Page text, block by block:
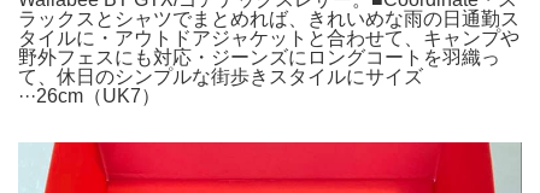
ラックスとシャツでまとめれば、きれいめな雨の日通勤ス
タイルに・アウトドアジャケットと合わせて、キャンプや
野外フェスにも対応・ジーンズにロングコートを羽織っ
て、休日のシンプルな街歩きスタイルにサイズ
···26cm（UK7）